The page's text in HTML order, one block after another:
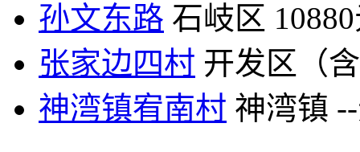
孙文东路 石岐区
张家边四村 开发区（
神湾镇宥南村 神湾镇